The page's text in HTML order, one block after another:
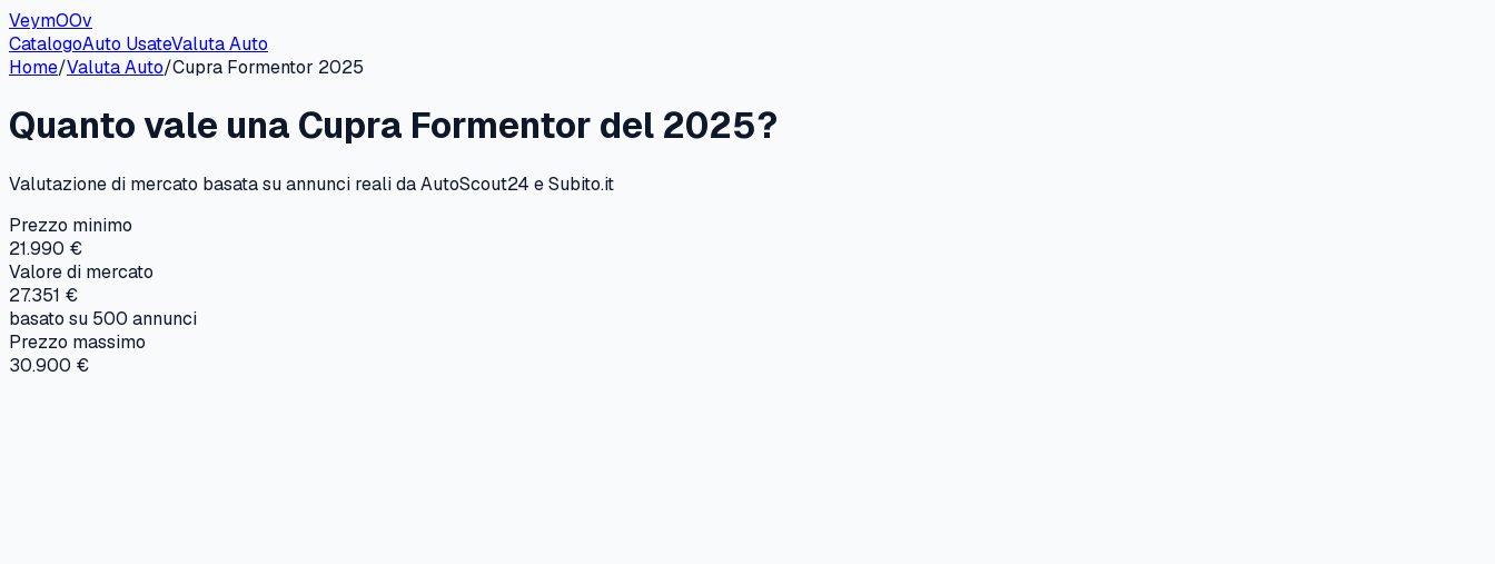
VeymOOv
CatalogoAuto UsateValuta Auto
Home/Valuta Auto/Cupra Formentor 2025
Quanto vale una Cupra Formentor del 2025?
Valutazione di mercato basata su annunci reali da AutoScout24 e Subito.it
Prezzo minimo
21.990 €
Valore di mercato
27.351 €
basato su 500 annunci
Prezzo massimo
30.900 €